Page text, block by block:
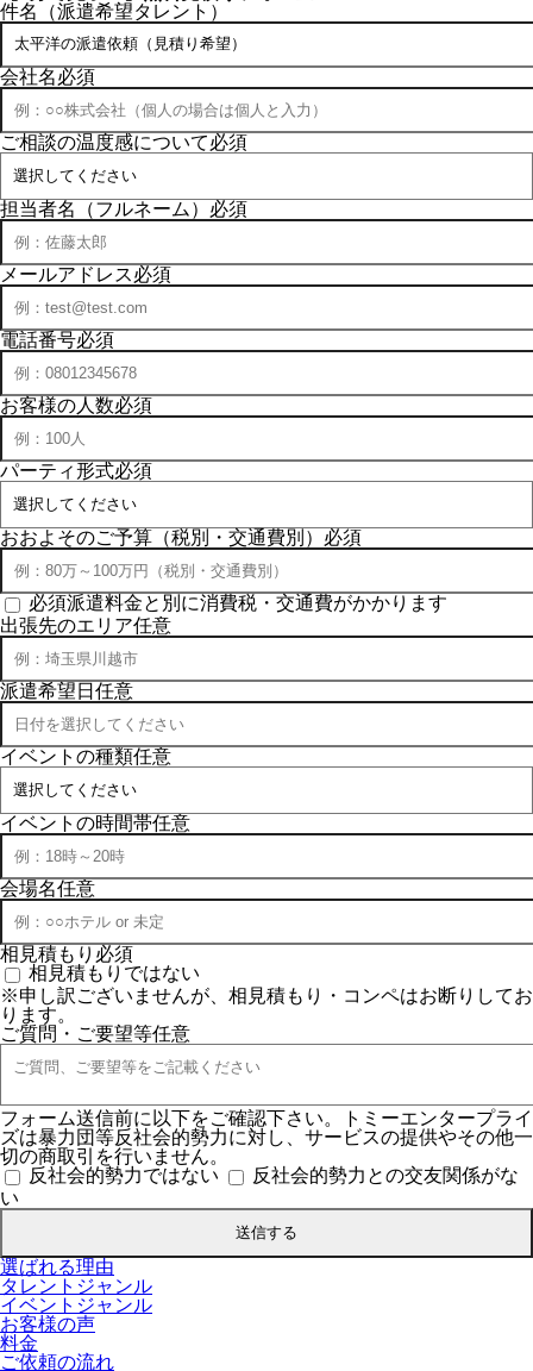
件名（派遣希望タレント）
会社名必須
ご相談の温度感について必須
担当者名（フルネーム） 必須
メールアドレス必須
電話番号必須
お客様の人数必須
パーティ形式必須
おおよそのご予算（税別・交通費別） 必須
必須派遣料金と別に消費税・交通費がかかります
出張先のエリア任意
派遣希望日 任意
イベントの種類任意
イベントの時間帯任意
会場名任意
相見積もり 必須
相見積もりではない
※申し訳ございませんが、相見積もり・コンペはお断りしてお
ります。
ご質問・ご要望等任意
フォーム送信前に以下をご確認下さい。トミーエンタープライ
ズは暴力団等反社会的勢力に対し、サービスの提供やその他一
切の商取引を行いません。
反社会的勢力ではない
反社会的勢力との交友関係がな
い
選ばれる理由
タレントジャンル
イベントジャンル
お客様の声
料金
ご依頼の流れ